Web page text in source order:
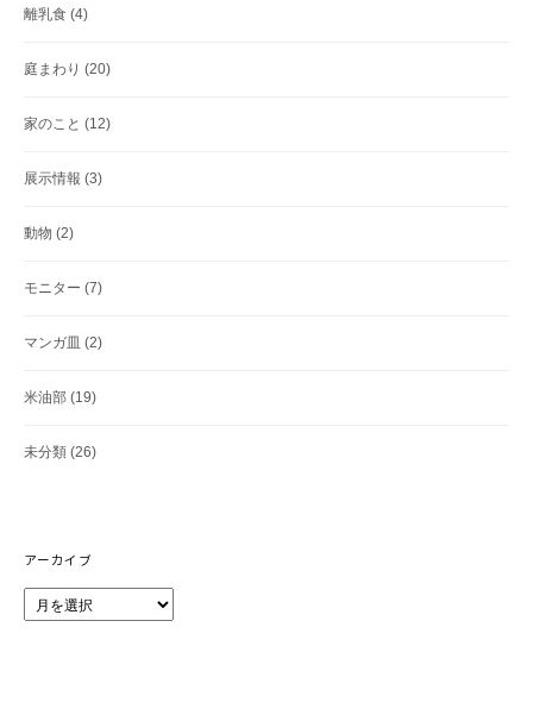
離乳食 (4)
庭まわり (20)
家のこと (12)
展示情報 (3)
動物 (2)
モニター (7)
マンガ皿 (2)
米油部 (19)
未分類 (26)
アーカイブ
ー